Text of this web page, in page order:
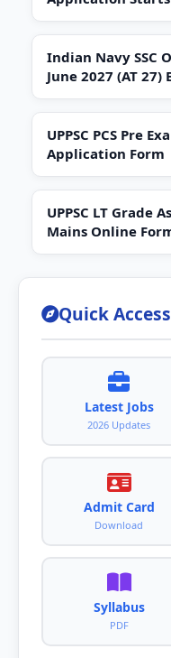
Indian Navy SSC
June 2027 (AT
UPPSC PCS Pre
Application Form
UPPSC LT Grade
Mains Online
Quick Access
Latest Jobs
2026 Updates
Admit Card
Download
Syllabus
PDF